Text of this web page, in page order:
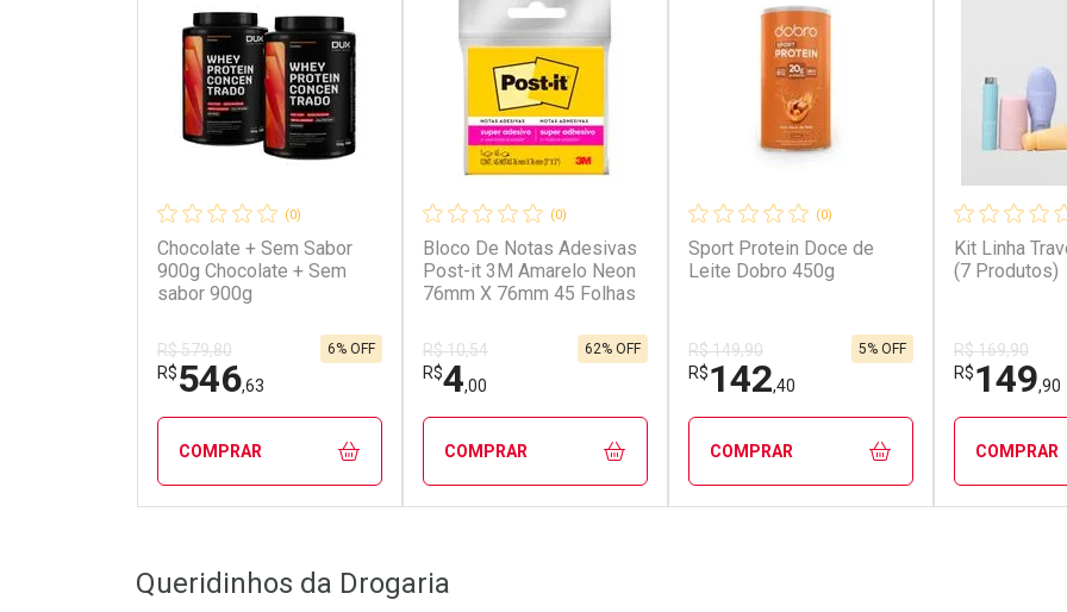
(0)
Chocolate + Sem Sabor
900g Chocolate + Sem
sabor 900g
R$ 579,80
R$546,63
6% OFF
COMPRAR
Laboratório
Por Menos
(0)
Bloco De Notas Adesivas
Post-it 3M Amarelo Neon
76mm X 76mm 45 Folhas
R$ 10,54
R$4,00
62% OFF
COMPRAR
Laboratório
Por Menos
(0)
Sport Protein Doce de
Leite Dobro 450g
R$ 149,90
R$142,40
5% OFF
COMPRAR
Kit Linha
(7 Produtos)
R$ 169,90
R$149,90
COMPRAR
Queridinhos da Drogaria